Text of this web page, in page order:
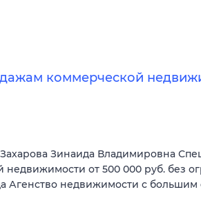
коммерческой
Зинаида Владимировна
от 500 000 руб. без
Агенство недвижимости с большим